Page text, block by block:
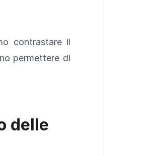
contrastare il
permettere di
delle